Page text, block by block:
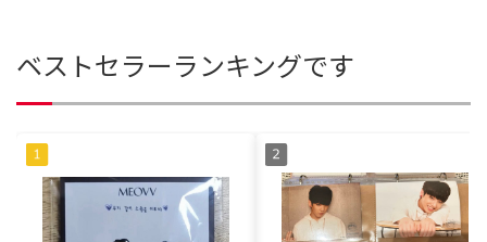
ベストセラーランキングです